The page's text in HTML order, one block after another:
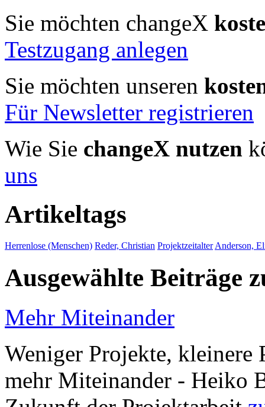
Sie möchten changeX
Testzugang anlegen
Sie möchten unseren
Für Newsletter registrieren
Wie Sie changeX nutzen
uns
Artikeltags
Herrenlose (Menschen) Reder, Christian Projektzeitalter Anderson,
Ausgewählte Beiträge
Mehr Miteinander
Weniger Projekte, kleinere
mehr Miteinander - Heiko